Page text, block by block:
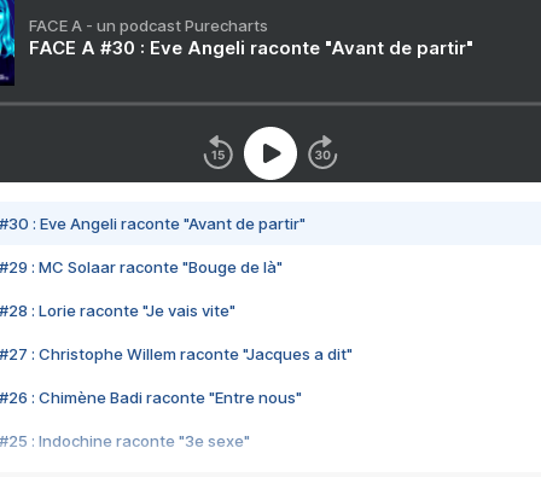
FACE A - un podcast Purecharts
FACE A #30 : Eve Angeli raconte "Avant de partir"
#30 : Eve Angeli raconte "Avant de partir"
#29 : MC Solaar raconte "Bouge de là"
#28 : Lorie raconte "Je vais vite"
#27 : Christophe Willem raconte "Jacques a dit"
#26 : Chimène Badi raconte "Entre nous"
#25 : Indochine raconte "3e sexe"